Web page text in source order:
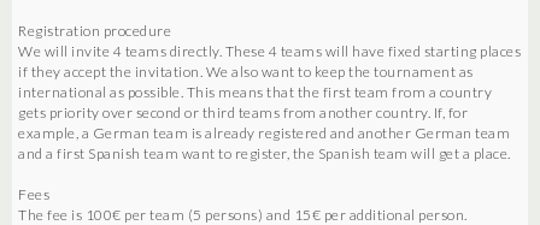
Registration procedure
We will invite 4 teams directly. These 4 teams will have fixed starting places
if they accept the invitation. We also want to keep the tournament as
international as possible. This means that the first team from a country
gets priority over second or third teams from another country. If, for
example, a German team is already registered and another German team
and a first Spanish team want to register, the Spanish team will get a place.
Fees
The fee is 100€ per team (5 persons) and 15€ per additional person.